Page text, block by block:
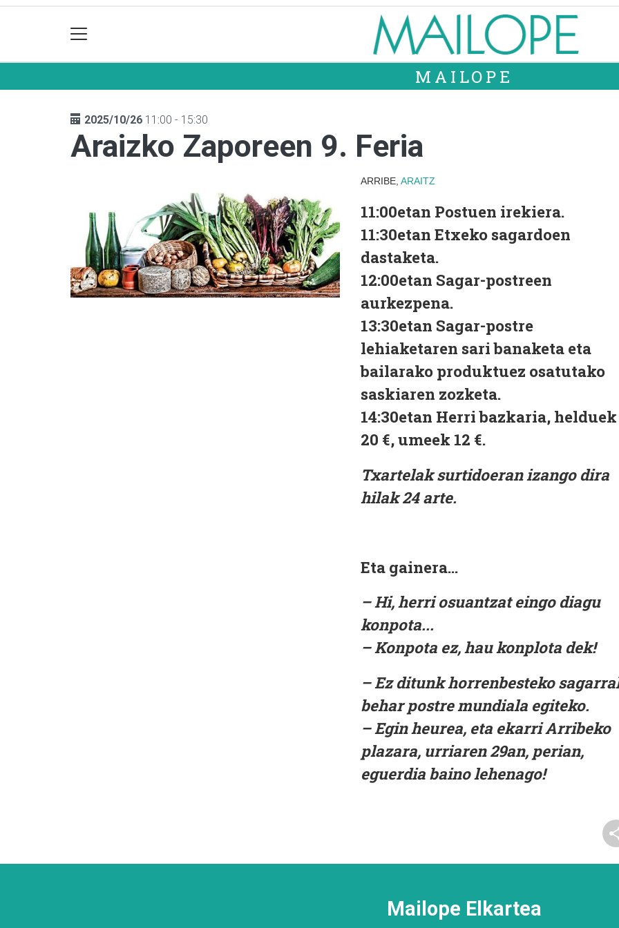
MAILOPE
2025/10/26 11:00 - 15:30
Araizko Zaporeen 9. Feria
ARRIBE, ARAITZ
11:00etan Postuen irekiera.
11:30etan Etxeko sagardoen
dastaketa.
12:00etan Sagar-postreen
aurkezpena.
13:30etan Sagar-postre
lehiaketaren sari banaketa eta
bailarako produktuez osatutako
saskiaren zozketa.
14:30etan Herri bazkaria, helduek
20 €, umeek 12 €.
Txartelak surtidoeran izango dira
hilak 24 arte.
Eta gainera...
– Hi, herri osuantzat eingo diagu
konpota...
– Konpota ez, hau konplota dek!
– Ez ditunk horrenbesteko
behar postre mundiala egiteko.
– Egin heurea, eta ekarri Arribeko
plazara, urriaren 29an, perian,
eguerdia baino lehenago!
Mailope Elkartea